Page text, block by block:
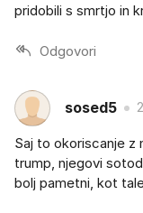
pridobili s smrtjo in
Odgovori
sosed5
Saj to okoriscanje z
trump, njegovi
bolj pametni, kot